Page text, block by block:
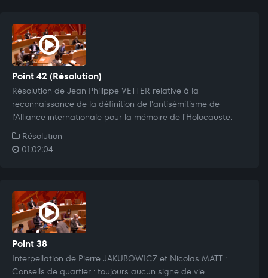
Point 42 (Résolution)
Résolution de Jean Philippe VETTER relative à la
reconnaissance de la définition de l'antisémitisme de
l'Alliance internationale pour la mémoire de l'Holocauste.
Résolution
01:02:04
Point 38
Interpellation de Pierre JAKUBOWICZ et Nicolas MATT :
Conseils de quartier : toujours aucun signe de vie.